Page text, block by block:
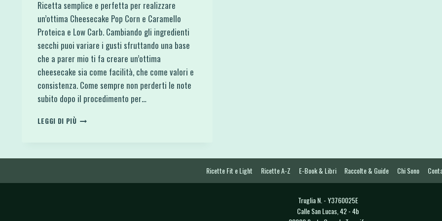
Ricetta semplice e perfetta per realizzare
un’ottima Cheesecake Pop Corn e Caramello
Proteica e Low Carb. Cambiando gli ingredienti
secchi puoi variare i gusti sfruttando una base
che a parer mio ti fa creare un’ottima
cheesecake sia come facilità, che come valori e
consistenza. Come sempre non perderti le note
subito dopo il procedimento per…
LEGGI DI PIÙCHEESECAKE
CARAMELLO
Ricette Fit e Light Ricette A-Z E-Book & Libri Raccolte & Guide Chi Sono
Truglia N. - Y3760025E
Calle San Lucas, 42 - 4b